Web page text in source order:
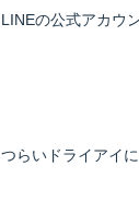
LINEの公式アカウ
つらいドライアイ